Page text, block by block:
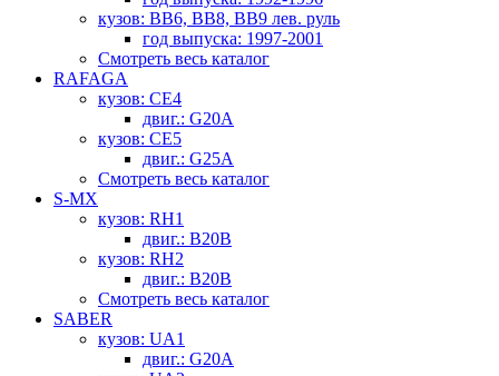
кузов: BB6, BB8, BB9 лев. руль
год выпуска: 1997-2001
Смотреть весь каталог
RAFAGA
кузов: CE4
двиг.: G20A
кузов: CE5
двиг.: G25A
Смотреть весь каталог
S-MX
кузов: RH1
двиг.: B20B
кузов: RH2
двиг.: B20B
Смотреть весь каталог
SABER
кузов: UA1
двиг.: G20A